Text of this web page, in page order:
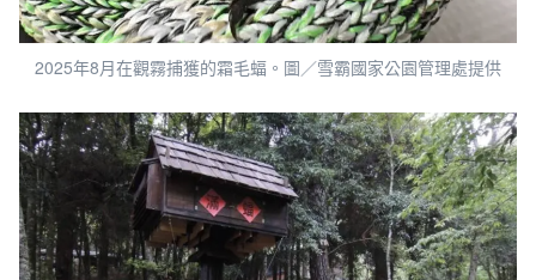
2025年8月在觀霧捕獲的霜毛蝠。圖／雪霸國家公園管理處提供